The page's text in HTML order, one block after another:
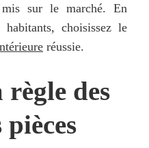
mis sur le marché. En
choisissez le
réussie.
règle des